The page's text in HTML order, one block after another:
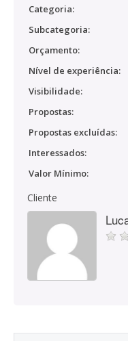
Categoria:
Subcategoria:
Orçamento:
Nível de experiência:
Visibilidade:
Propostas:
Propostas excluídas:
Interessados:
Valor Mínimo:
Cliente